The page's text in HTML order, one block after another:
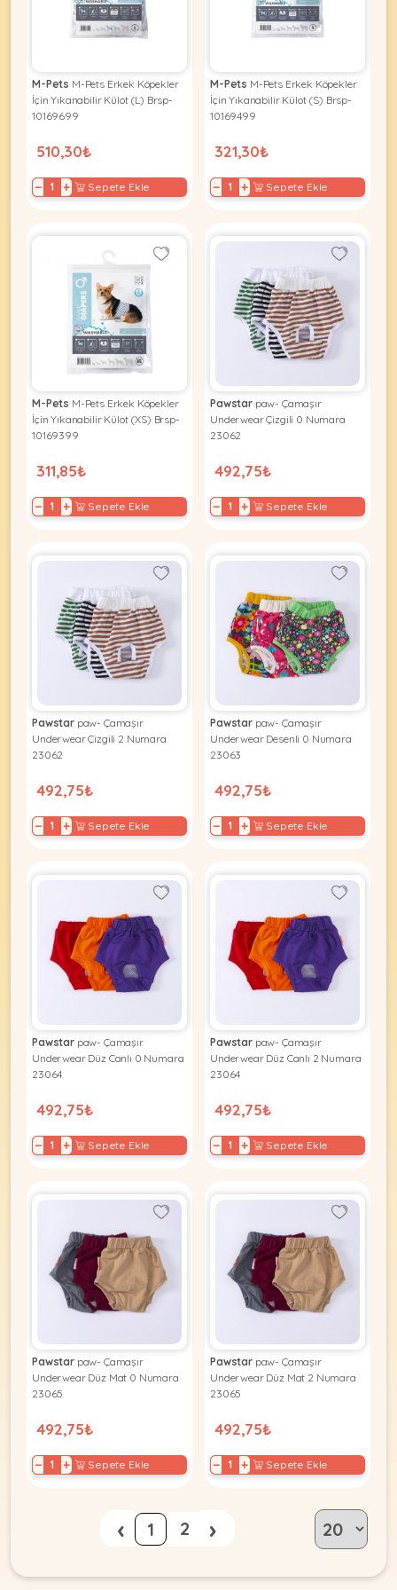
Ürünleri
Köpek
Ürünleri
M-Pets M-Pets Erkek Köpekler
İçin Yıkanabilir Külot (L) Brsp-
10169699
510,30₺
− + Sepete Ekle
M-Pets M-Pets Erkek Köpekler
İçin Yıkanabilir Külot (S) Brsp-
10169499
321,30₺
− + Sepete Ekle
M-Pets M-Pets Erkek Köpekler
İçin Yıkanabilir Külot (XS) Brsp-
10169399
311,85₺
− + Sepete Ekle
Pawstarpaw- Çamaşır
Underwear Çizgili 0 Numara
23062
492,75₺
− + Sepete Ekle
Pawstarpaw- Çamaşır
Underwear Çizgili 2 Numara
23062
492,75₺
− + Sepete Ekle
Pawstarpaw- Çamaşır
Underwear Desenli 0 Numara
23063
492,75₺
− + Sepete Ekle
Pawstarpaw- Çamaşır
Underwear Düz Canlı 0 Numara
23064
492,75₺
− + Sepete Ekle
Pawstarpaw- Çamaşır
Underwear Düz Canlı 2 Numara
23064
492,75₺
− + Sepete Ekle
Pawstarpaw- Çamaşır
Underwear Düz Mat 0 Numara
23065
492,75₺
− + Sepete Ekle
Pawstarpaw- Çamaşır
Underwear Düz Mat 2 Numara
23065
492,75₺
− + Sepete Ekle
‹ 1 2 ›